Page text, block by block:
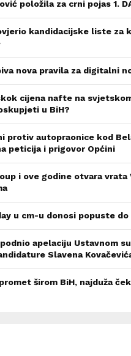
položila za crni pojas 1.
kandidacijske liste za
nova pravila za digitalni
cijena nafte na
u BiH?
protiv autopraonice kod
peticija i prigovor Općini
i ove godine otvara vrata
u cm-u donosi popuste
podnio apelaciju Ustavnom
Slavena
širom BiH, najduža